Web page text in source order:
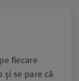
fiecare
se pare că